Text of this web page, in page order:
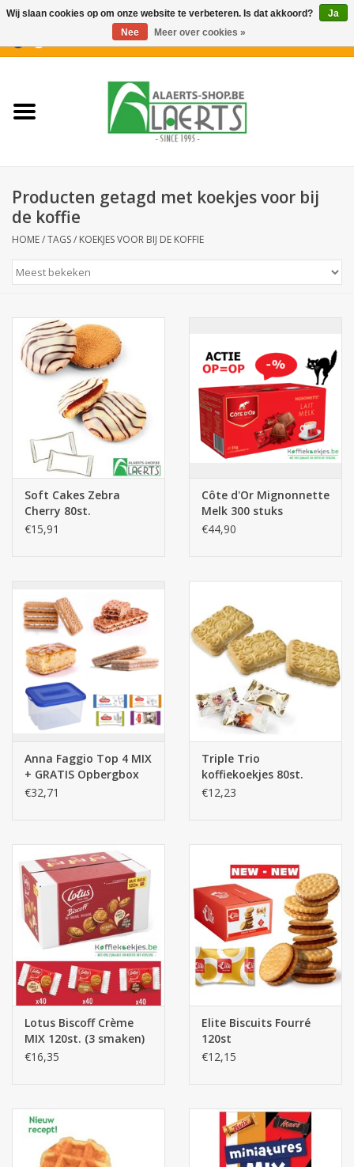
Nieuwigheden
Koffiekoekjes
Aperitiefkoekjes
Snoeppot-Snoep
Kassarollen
Cleaning-producten
Koffiemachines
Verpakking
Kantoorbenodigdheden
Corona
Carnavalssnoep
Paasgeschenken
Merken
Producten getagd met koekjes voor bij
de koffie
HOME/TAGS/ KOEKJES VOOR BIJ DE KOFFIE
Soft Cakes Zebra
Cherry 80st.
€15,91
Côte d'Or Mignonnette
Melk 300 stuks
€44,90
Anna Faggio Top 4 MIX
+ GRATIS Opbergbox
€32,71
Triple Trio
koffiekoekjes 80st.
€12,23
Lotus Biscoff Crème
MIX 120st. (3 smaken)
€16,35
Elite Biscuits Fourré
120st
€12,15
Wij slaan cookies op om onze website te verbeteren. Is dat akkoord?
Ja
Nee
Meer over cookies »